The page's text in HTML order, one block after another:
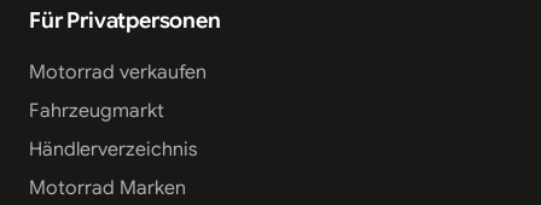
Für Privatpersonen
Motorrad verkaufen
Fahrzeugmarkt
Händlerverzeichnis
Motorrad Marken